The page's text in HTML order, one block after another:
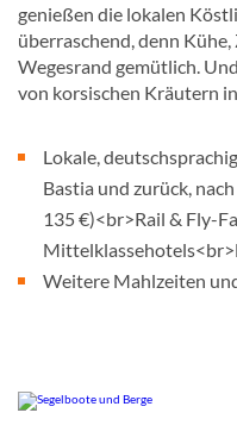
genießen die lokalen
überraschend, denn
Wegesrand gemütlich.
von korsischen Kräutern
Lokale,
Bastia und zurück,
135 €)<br>Rail & Fly-
Weitere Mahlzeiten